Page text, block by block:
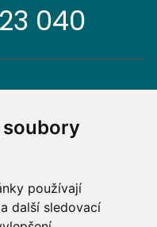
soubory
používají
další sledovací
040
a cookies